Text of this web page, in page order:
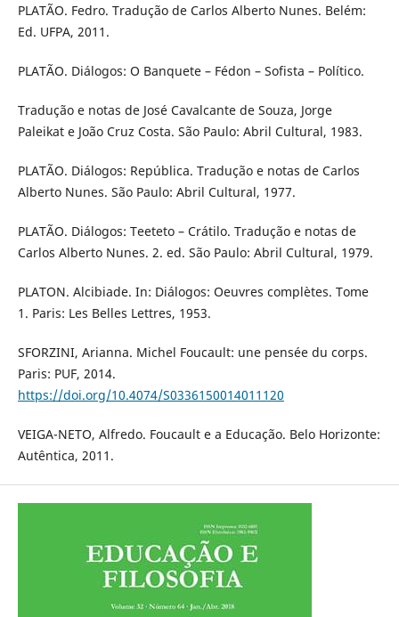
PLATÃO. Fedro. Tradução de Carlos Alberto Nunes. Belém:
Ed. UFPA, 2011.
PLATÃO. Diálogos: O Banquete – Fédon – Sofista – Político.
Tradução e notas de José Cavalcante de Souza, Jorge
Paleikat e João Cruz Costa. São Paulo: Abril Cultural, 1983.
PLATÃO. Diálogos: República. Tradução e notas de Carlos
Alberto Nunes. São Paulo: Abril Cultural, 1977.
PLATÃO. Diálogos: Teeteto – Crátilo. Tradução e notas de
Carlos Alberto Nunes. 2. ed. São Paulo: Abril Cultural, 1979.
PLATON. Alcibiade. In: Diálogos: Oeuvres complètes. Tome
1. Paris: Les Belles Lettres, 1953.
SFORZINI, Arianna. Michel Foucault: une pensée du corps.
Paris: PUF, 2014.
https://doi.org/10.4074/S0336150014011120
VEIGA-NETO, Alfredo. Foucault e a Educação. Belo Horizonte:
Autêntica, 2011.